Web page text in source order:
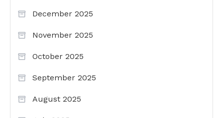
December 2025
November 2025
October 2025
September 2025
August 2025